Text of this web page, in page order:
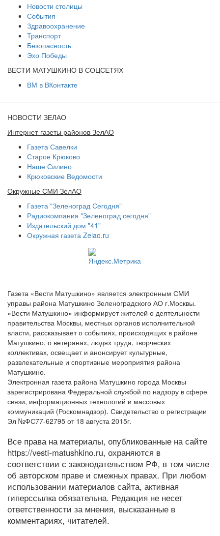
Новости столицы
События
Здравоохранение
Транспорт
Безопасность
Эхо Победы
ВЕСТИ МАТУШКИНО В СОЦСЕТЯХ
ВМ в ВКонтакте
НОВОСТИ ЗЕЛАО
Интернет-газеты районов ЗелАО
Газета Савелки
Старое Крюково
Наше Силино
Крюковские Ведомости
Окружные СМИ ЗелАО
Газета "Зеленоград Сегодня"
Радиокомпания "Зеленоград сегодня"
Издательский дом "41"
Окружная газета Zelao.ru
Газета «Вести Матушкино» является электронным СМИ
управы района Матушкино Зеленоградского АО г.Москвы.
«Вести Матушкино» информирует жителей о деятельности
правительства Москвы, местных органов исполнительной
власти, рассказывает о событиях, происходящих в районе
Матушкино, о ветеранах, людях труда, творческих
коллективах, освещает и анонсирует культурные,
развлекательные и спортивные мероприятия района
Матушкино.
Электронная газета района Матушкино города Москвы
зарегистрирована Федеральной службой по надзору в сфере
связи, информационных технологий и массовых
коммуникаций (Роскомнадзор). Свидетельство о регистрации
Эл №ФС77-62795 от 18 августа 2015г.
Все права на материалы, опубликованные на сайте
https://vesti-matushkino.ru, охраняются в
соответствии с законодательством РФ, в том числе
об авторском праве и смежных правах. При любом
использовании материалов сайта, активная
гиперссылка обязательна. Редакция не несет
ответственности за мнения, высказанные в
комментариях, читателей.